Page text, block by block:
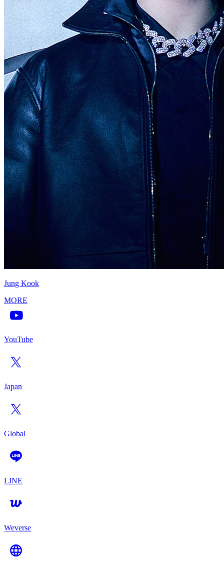
Jung Kook
MORE
YouTube
Japan
Global
LINE
Weverse